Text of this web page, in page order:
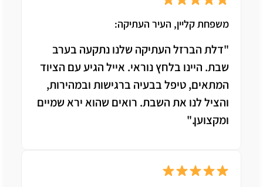
משפחת קליין, העיר העתיקה:
"דלת הברזל העתיקה שלנו נתקעה בערב
שבת. היינו בלחץ נוראי. אייל הגיע עם הציוד
המתאים, טיפל בבעיה ברגישות ובמהירות,
והציל לנו את השבת. רואים שהוא ירא שמיים
ומקצוען."